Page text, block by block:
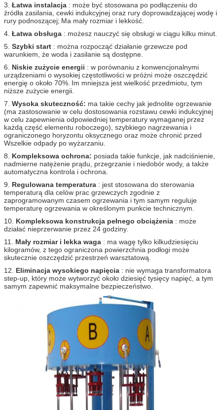
3. Łatwa instalacja : może być stosowana po podłączeniu do
źródła zasilania, cewki indukcyjnej oraz rury doprowadzającej wodę i
rury podnoszącej; Ma mały rozmiar i lekkość.
4. Łatwa obsługa : możesz nauczyć się obsługi w ciągu kilku minut.
5. Szybki start : można rozpocząć działanie grzewcze pod
warunkiem, że woda i zasilanie są dostępne.
6. Niskie zużycie energii : w porównaniu z konwencjonalnymi
urządzeniami o wysokiej częstotliwości w próżni może oszczędzić
energię o około 70%. Im mniejsza jest wielkość przedmiotu, tym
niższe zużycie energii.
7. Wysoka skuteczność: ma takie cechy jak jednolite ogrzewanie
(ma zastosowanie w celu dostosowania rozstawu cewki indukcyjnej
w celu zapewnienia odpowiedniej temperatury wymaganej przez
każdą część elementu roboczego), szybkiego nagrzewania i
ograniczonego horyzontu oksycznego oraz może chronić przed
Wszelkie odpady po wyżarzaniu.
8. Kompleksowa ochrona: posiada takie funkcje, jak nadciśnienie,
nadmierne natężenie prądu, przegrzanie i niedobór wody, a także
automatyczna kontrola i ochrona.
9. Regulowana temperatura : jest stosowana do sterowania
temperaturą dla celów prac grzewczych zgodnie z
zaprogramowanym czasem ogrzewania i tym samym reguluje
temperaturę ogrzewania w określonym punkcie technicznym.
10. Kompleksowa konstrukcja pełnego obciążenia : może
działać nieprzerwanie przez 24 godziny.
11. Mały rozmiar i lekka waga : ma wagę tylko kilkudziesięciu
kilogramów, z tego ograniczona powierzchnia podłogi może
skutecznie oszczędzić przestrzeń warsztatową.
12. Eliminacja wysokiego napięcia : nie wymaga transformatora
step-up, który może wytworzyć około dziesięć tysięcy napięć, a tym
samym zapewnić maksymalne bezpieczeństwo.